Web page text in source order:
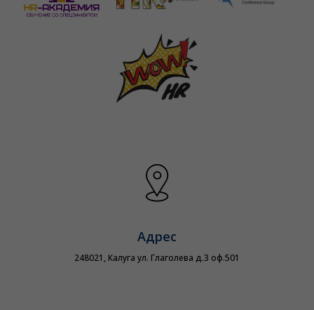
Адрес
248021, Калуга ул. Глаголева д.3 оф.501